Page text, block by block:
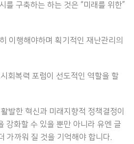
를 구축하는 하는 것은 “미래를 위한”
이행해야하며 획기적인 재난관리의
회복력 포럼이 선도적인 역할을 할
발한 혁신과 미래지향적 정책결정이
강화할 수 있을 뿐만 아니라 유엔 글
가까워 질 것을 기억해야 합니다.